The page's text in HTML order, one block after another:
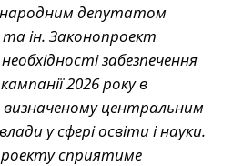
народним депутатом
ін. Законопроект
забезпечення
2026 року в
визначеному центральним
у сфері освіти і науки.
сприятиме